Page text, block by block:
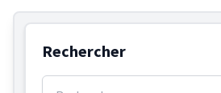
Rechercher